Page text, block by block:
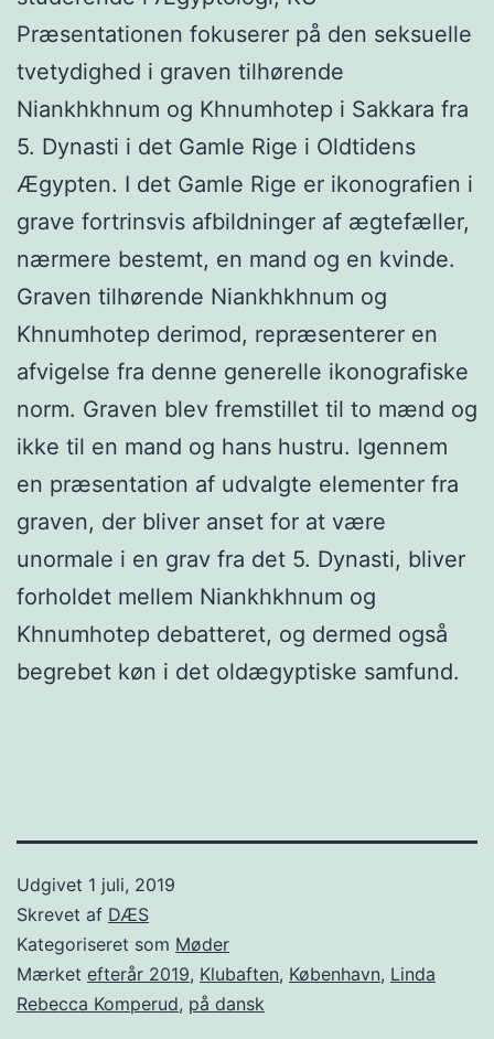
Præsentationen fokuserer på den seksuelle
tvetydighed i graven tilhørende
Niankhkhnum og Khnumhotep i Sakkara fra
5. Dynasti i det Gamle Rige i Oldtidens
Ægypten. I det Gamle Rige er ikonografien i
grave fortrinsvis afbildninger af ægtefæller,
nærmere bestemt, en mand og en kvinde.
Graven tilhørende Niankhkhnum og
Khnumhotep derimod, repræsenterer en
afvigelse fra denne generelle ikonografiske
norm. Graven blev fremstillet til to mænd og
ikke til en mand og hans hustru. Igennem
en præsentation af udvalgte elementer fra
graven, der bliver anset for at være
unormale i en grav fra det 5. Dynasti, bliver
forholdet mellem Niankhkhnum og
Khnumhotep debatteret, og dermed også
begrebet køn i det oldægyptiske samfund.
Udgivet 1 juli, 2019
Skrevet af DÆS
Kategoriseret som Møder
Mærket efterår 2019, Klubaften, København, Linda
Rebecca Komperud, på dansk